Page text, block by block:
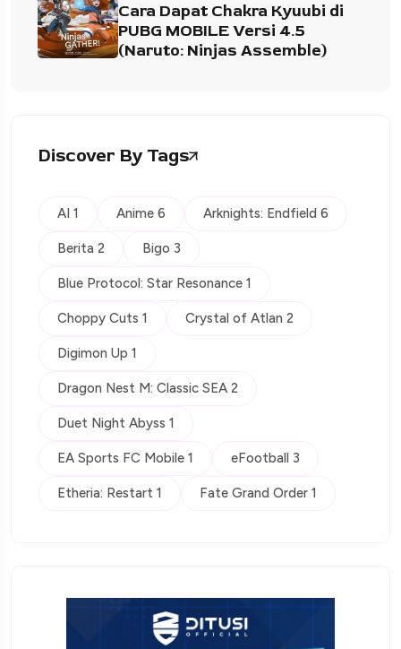
Cara Dapat Chakra Kyuubi di
PUBG MOBILE Versi 4.5
(Naruto: Ninjas Assemble)
Discover By Tags
AI 1 Anime 6 Arknights: Endfield 6
Berita 2 Bigo 3
Blue Protocol: Star Resonance 1
Choppy Cuts 1 Crystal of Atlan 2
Digimon Up 1
Dragon Nest M: Classic SEA 2
Duet Night Abyss 1
EA Sports FC Mobile 1 eFootball 3
Etheria: Restart 1 Fate Grand Order 1